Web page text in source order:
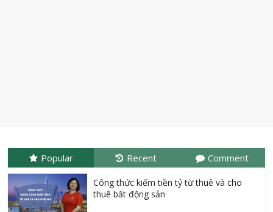
Popular Recent Comment
Công thức kiếm tiền tỷ từ thuê và cho
thuê bất động sản